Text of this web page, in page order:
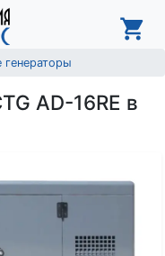
генераторы
AD-16RE в